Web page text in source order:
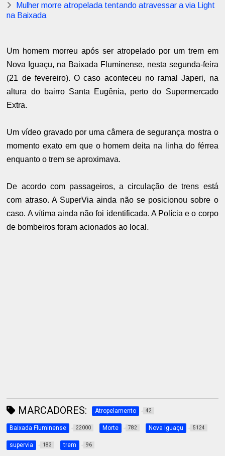
Mulher morre atropelada tentando atravessar a via Light
na Baixada
Um homem morreu após ser atropelado por um trem em
Nova Iguaçu, na Baixada Fluminense, nesta segunda-feira
(21 de fevereiro). O caso aconteceu no ramal Japeri, na
altura do bairro Santa Eugênia, perto do Supermercado
Extra.
Um vídeo gravado por uma câmera de segurança mostra o
momento exato em que o homem deita na linha do férrea
enquanto o trem se aproximava.
De acordo com passageiros, a circulação de trens está
com atraso. A SuperVia ainda não se posicionou sobre o
caso. A vítima ainda não foi identificada. A Polícia e o corpo
de bombeiros foram acionados ao local .
MARCADORES: Atropelamento 42
Baixada Fluminense 22000 Morte 782 Nova Iguaçu 5124
supervia 183 trem 96